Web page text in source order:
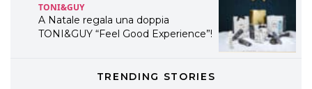
TONI&GUY
A Natale regala una doppia
TONI&GUY “Feel Good Experience”!
LABEL.M lancia la sua innovativa ed
TRENDING STORIES